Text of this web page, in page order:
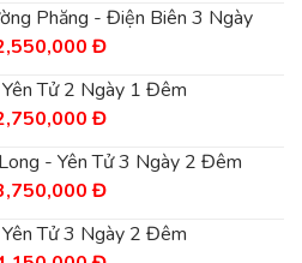
tại
là:
4,900,000
Đ.
Phăng - Điện Biên 3 Ngày
ĐGiá
tại
là:
Đ.
Tử 2 Ngày 1 Đêm
ĐGiá
tại
là:
Đ.
- Yên Tử 3 Ngày 2 Đêm
ĐGiá
tại
là:
Tử 3 Ngày 2 Đêm